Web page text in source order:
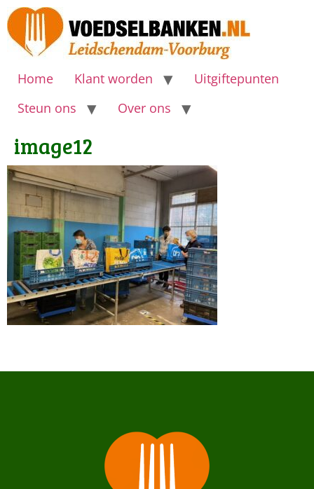
Home Klant worden
Uitgiftepunten
Steun ons
Over ons
image12